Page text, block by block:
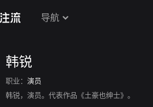
导航
韩锐
职业： 演员
韩锐，演员。代表作品《土豪也绅士》。